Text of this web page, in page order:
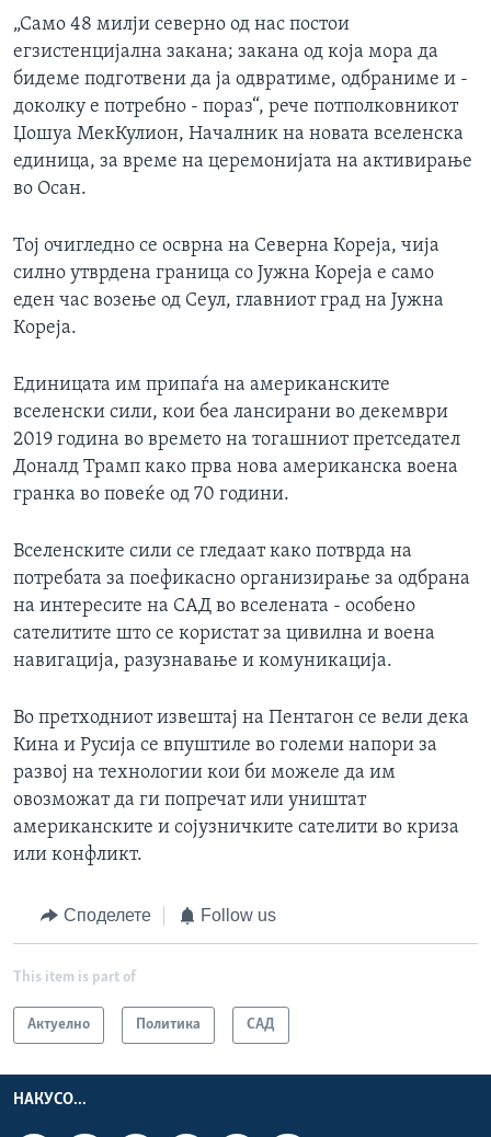
„Само 48 милји северно од нас постои
егзистенцијална закана; закана од која мора да
бидеме подготвени да ја одвратиме, одбраниме и -
доколку е потребно - пораз“, рече потполковникот
Џошуа МекКулион, Началник на новата вселенска
единица, за време на церемонијата на активирање
во Осан.
Тој очигледно се осврна на Северна Кореја, чија
силно утврдена граница со Јужна Кореја е само
еден час возење од Сеул, главниот град на Јужна
Кореја.
Единицата им припаѓа на американските
вселенски сили, кои беа лансирани во декември
2019 година во времето на тогашниот претседател
Доналд Трамп како прва нова американска воена
гранка во повеќе од 70 години.
Вселенските сили се гледаат како потврда на
потребата за поефикасно организирање за одбрана
на интересите на САД во вселената - особено
сателитите што се користат за цивилна и воена
навигација, разузнавање и комуникација.
Во претходниот извештај на Пентагон се вели дека
Кина и Русија се впуштиле во големи напори за
развој на технологии кои би можеле да им
овозможат да ги попречат или уништат
американските и сојузничките сателити во криза
или конфликт.
Споделете Follow us
This item is part of
Актуелно Политика САД
НАКУСО...